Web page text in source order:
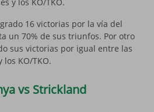
16 victorias por la vía del
un 70% de sus triunfos. Por otro
sus victorias por igual entre las
los KO/TKO.
vs Strickland